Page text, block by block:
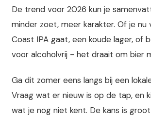
De trend voor 2026 kun je
minder zoet, meer karakter. Of je nu
Coast IPA gaat, een koude lager, of
voor alcoholvrij - het draait om bier
Ga dit zomer eens langs bij een
Vraag wat er nieuw is op de tap, en
wat je nog niet kent. De kans is